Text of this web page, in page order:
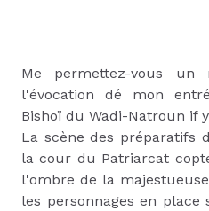
Me permettez-vous
l'évocation dé mon
Bishoï du Wadi-Natroun if
La scène des préparatifs
la cour du Patriarcat
l'ombre de la
les personnages en place